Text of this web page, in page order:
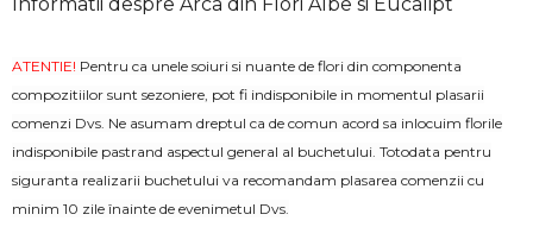
ATENTIE! Pentru ca unele soiuri si nuante de flori din componenta
compozitiilor sunt sezoniere, pot fi indisponibile in momentul plasarii
comenzi Dvs. Ne asumam dreptul ca de comun acord sa inlocuim florile
indisponibile pastrand aspectul general al buchetului. Totodata pentru
siguranta realizarii buchetului va recomandam plasarea comenzii cu
minim 10 zile înainte de evenimetul Dvs.